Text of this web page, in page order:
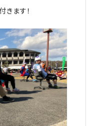
きます！